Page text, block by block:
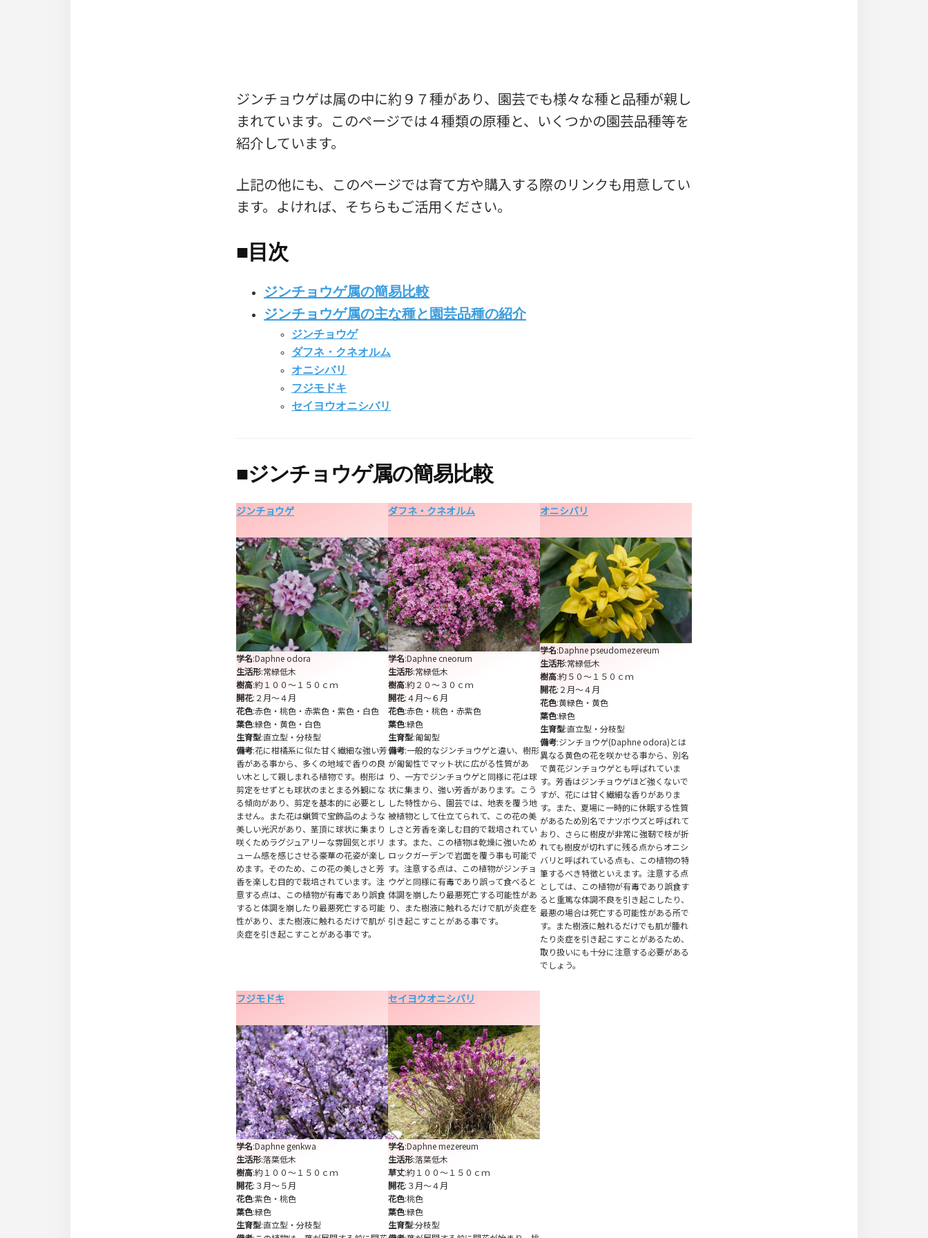
ジンチョウゲは属の中に約９７種があり、園芸でも様々な種と品種が親し
まれています。このページでは４種類の原種と、いくつかの園芸品種等を
紹介しています。
上記の他にも、このページでは育て方や購入する際のリンクも用意してい
ます。よければ、そちらもご活用ください。
■ 目次
ジンチョウゲ属の簡易比較
ジンチョウゲ属の主な種と園芸品種の紹介
ジンチョウゲ
ダフネ・クネオルム
オニシバリ
フジモドキ
セイヨウオニシバリ
■ジンチョウゲ属の簡易比較
ジンチョウゲ
学名:Daphne odora
生活形:常緑低木
樹高:約１００～１５０ｃｍ
開花:２月～４月
花色:赤色・桃色・赤紫色・紫色・白色
葉色:緑色・黄色・白色
生育型:直立型・分枝型
備考:花に柑橘系に似た甘く繊細な強い芳
香がある事から、多くの地域で香りの良
い木として親しまれる植物です。樹形は
剪定をせずとも球状のまとまる外観にな
る傾向があり、剪定を基本的に必要とし
ません。また花は蝋質で宝飾品のような
美しい光沢があり、茎頂に球状に集まり
咲くためラグジュアリーな雰囲気とボリ
ューム感を感じさせる豪華の花姿が楽し
めます。そのため、この花の美しさと芳
香を楽しむ目的で栽培されています。注
意する点は、この植物が有毒であり誤食
すると体調を崩したり最悪死亡する可能
性があり、また樹液に触れるだけで肌が
炎症を引き起こすことがある事です。
ダフネ・クネオルム
学名:Daphne cneorum
生活形:常緑低木
樹高:約２０～３０ｃｍ
開花:４月～６月
花色:赤色・桃色・赤紫色
葉色:緑色
生育型:匍匐型
備考:一般的なジンチョウゲと違い、樹形
が匍匐性でマット状に広がる性質があ
り、一方でジンチョウゲと同様に花は球
状に集まり、強い芳香があります。こう
した特性から、園芸では、地表を覆う地
被植物として仕立てられて、この花の美
しさと芳香を楽しむ目的で栽培されてい
ます。また、この植物は乾燥に強いため
ロックガーデンで岩面を覆う事も可能で
す。注意する点は、この植物がジンチョ
ウゲと同様に有毒であり誤って食べると
体調を崩したり最悪死亡する可能性があ
り、また樹液に触れるだけで肌が炎症を
引き起こすことがある事です。
オニシバリ
学名:Daphne pseudomezereum
生活形:常緑低木
樹高:約５０～１５０ｃｍ
開花:２月～４月
花色:黄緑色・黄色
葉色:緑色
生育型:直立型・分枝型
備考:ジンチョウゲ(Daphne odora)とは
異なる黄色の花を咲かせる事から、別名
で黄花ジンチョウゲとも呼ばれていま
す。芳香はジンチョウゲほど強くないで
すが、花には甘く繊細な香りがありま
す。また、夏場に一時的に休眠する性質
があるため別名でナツボウズと呼ばれて
おり、さらに樹皮が非常に強靭で枝が折
れても樹皮が切れずに残る点からオニシ
バリと呼ばれている点も、この植物の特
筆するべき特徴といえます。注意する点
としては、この植物が有毒であり誤食す
ると重篤な体調不良を引き起こしたり、
最悪の場合は死亡する可能性がある所で
す。また樹液に触れるだけでも肌が腫れ
たり炎症を引き起こすことがあるため、
取り扱いにも十分に注意する必要がある
でしょう。
フジモドキ
学名:Daphne genkwa
生活形:落葉低木
樹高:約１００～１５０ｃｍ
開花:３月～５月
花色:紫色・桃色
葉色:緑色
生育型:直立型・分枝型
セイヨウオニシバリ
学名:Daphne mezereum
生活形:落葉低木
草丈:約１００～１５０ｃｍ
開花:３月～４月
花色:桃色
葉色:緑色
生育型:分枝型